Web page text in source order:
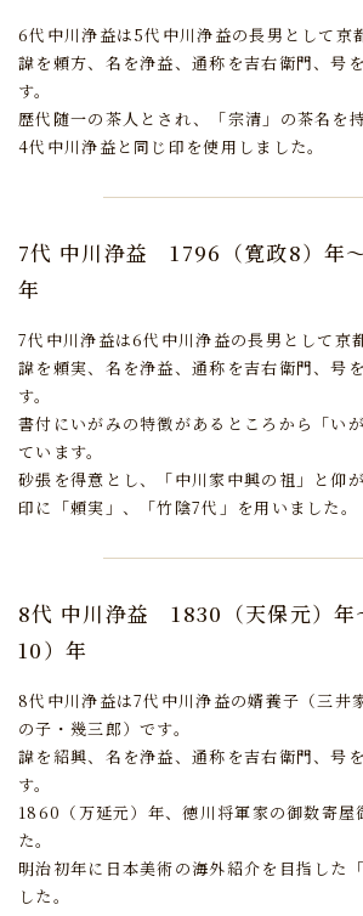
6代中川浄益は5代中川浄益の長男として京
諱を頼方、名を浄益、通称を吉右衛門、号
す。
歴代随一の茶人とされ、「宗清」の茶名を持
4代中川浄益と同じ印を使用しました。
7代 中川浄益1796（寛政8）年
年
7代中川浄益は6代中川浄益の長男として京
諱を頼実、名を浄益、通称を吉右衛門、号
す。
書付にいがみの特徴があるところから「い
ています。
砂張を得意とし、「中川家中興の祖」と仰が
印に「頼実」、「竹陰7代」を用いました。
8代 中川浄益1830（天保元）
10）年
8代中川浄益は7代中川浄益の婿養子（三井
の子・幾三郎）です。
諱を紹興、名を浄益、通称を吉右衛門、号
す。
1860（万延元）年、徳川将軍家の御数寄屋
た。
明治初年に日本美術の海外紹介を目指した
した。